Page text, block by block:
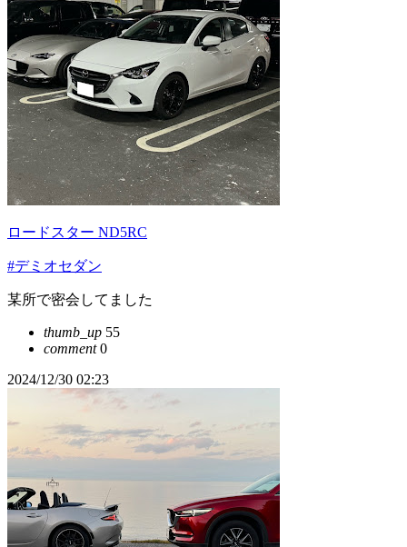
ロードスター ND5RC
#デミオセダン
某所で密会してました
thumb_up 55
comment0
2024/12/30 02:23